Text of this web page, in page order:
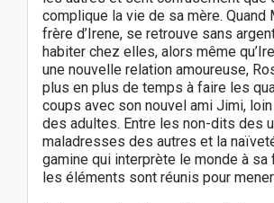
complique la vie de sa mère. Quand
frère d’Irene, se retrouve sans
habiter chez elles, alors même
une nouvelle relation amoureuse,
plus en plus de temps à faire les
coups avec son nouvel ami Jimi,
des adultes. Entre les non-dits des
maladresses des autres et la
gamine qui interprète le monde à sa
les éléments sont réunis pour